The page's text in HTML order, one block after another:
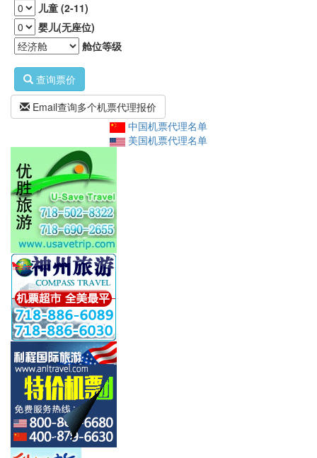
儿童 (2-11)
婴儿(无座位)
舱位等级
查询票价
Email查询多个机票代理报价
中国机票代理名单
美国机票代理名单